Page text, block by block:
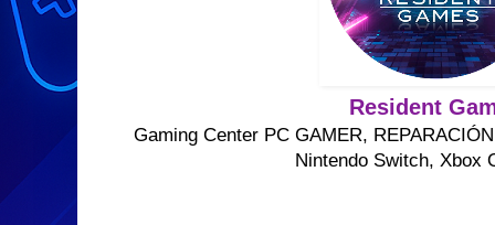
Resident
Gaming Center PC GAMER,
Nintendo Switch, Xbox